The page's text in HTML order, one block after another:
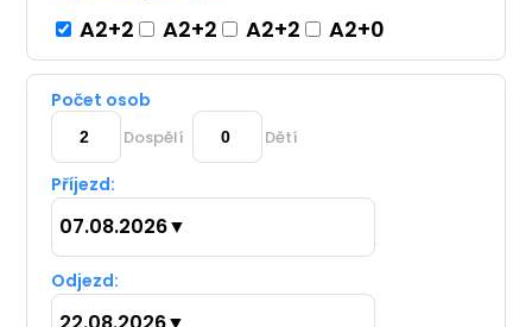
A2+2 A2+2 A2+2 A2+0
Počet osob
Dospělí Dětí
Příjezd:
07.08.2026▼
Odjezd: